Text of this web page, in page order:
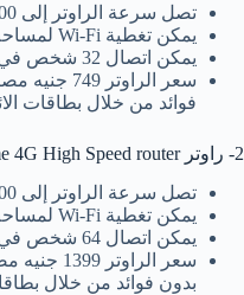
تصل سرعة الراوتر إلى 100 ميجابايت/ثانية.
يمكن تغطية Wi-Fi لمساحة تصل الي 100 متر مربع.
يمكن اتصال 32 شخص في وقت واحد.
فوائد من خلال بطاقات
2- راوتر Home 4G High Speed router
تصل سرعة الراوتر إلى 400 ميجابايت/ثانية.
يمكن تغطية Wi-Fi لمساحة تصل إلى 200 متر مربع.
يمكن اتصال 64 شخص في وقت واحد.
بدون فوائد من خلال